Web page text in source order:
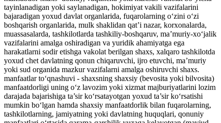
tayinlanadigan yoki saylanadigan, hokimiyat vakili vazifalarini
bajaradigan yoxud davlat organlarida, fuqarolarning o‘zini o‘zi
boshqarish organlarida, mulk shaklidan qat’i nazar, korxonalarda,
muassasalarda, tashkilotlarda tashkiliy-boshqaruv, ma’muriy-xo‘jalik
vazifalarini amalga oshiradigan va yuridik ahamiyatga ega
harakatlarni sodir etishga vakolat berilgan shaxs, xalqaro tashkilotda
yoxud chet davlatning qonun chiqaruvchi, ijro etuvchi, ma’muriy
yoki sud organida mazkur vazifalarni amalga oshiruvchi shaxs.
manfaatlar to‘qnashuvi - shaxsning shaxsiy (bevosita yoki bilvosita)
manfaatdorligi uning o‘z lavozim yoki xizmat majburiyatlarini lozim
darajada bajarishiga ta’sir ko‘rsatayotgan yoxud ta’sir ko‘rsatishi
mumkin bo‘lgan hamda shaxsiy manfaatdorlik bilan fuqarolarning,
tashkilotlarning, jamiyatning yoki davlatning huquqlari, qonuniy